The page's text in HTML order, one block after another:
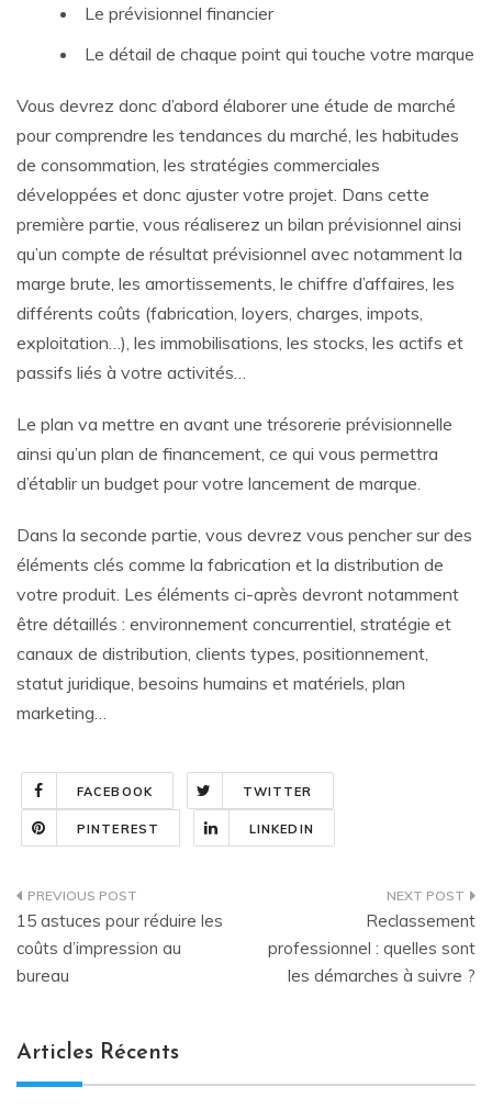
Le prévisionnel financier
Le détail de chaque point qui touche votre marque
Vous devrez donc d’abord élaborer une étude de marché
pour comprendre les tendances du marché, les habitudes
de consommation, les stratégies commerciales
développées et donc ajuster votre projet. Dans cette
première partie, vous réaliserez un bilan prévisionnel ainsi
qu’un compte de résultat prévisionnel avec notamment la
marge brute, les amortissements, le chiffre d’affaires, les
différents coûts (fabrication, loyers, charges, impots,
exploitation…), les immobilisations, les stocks, les actifs et
passifs liés à votre activités…
Le plan va mettre en avant une trésorerie prévisionnelle
ainsi qu’un plan de financement, ce qui vous permettra
d’établir un budget pour votre lancement de marque.
Dans la seconde partie, vous devrez vous pencher sur des
éléments clés comme la fabrication et la distribution de
votre produit. Les éléments ci-après devront notamment
être détaillés : environnement concurrentiel, stratégie et
canaux de distribution, clients types, positionnement,
statut juridique, besoins humains et matériels, plan
marketing…
FACEBOOK TWITTER
PINTEREST LINKEDIN
Navigation
de
l’article
15 astuces pour réduire les
coûts d’impression au
bureau
Reclassement
professionnel : quelles sont
les démarches à suivre ?
Articles Récents